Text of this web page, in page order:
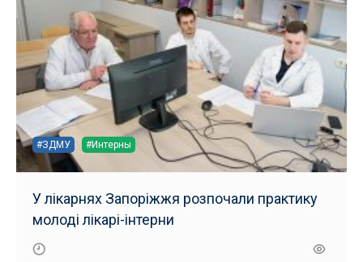
#ЗДМУ #Интерны
У лікарнях Запоріжжя розпочали практику
молоді лікарі-інтерни